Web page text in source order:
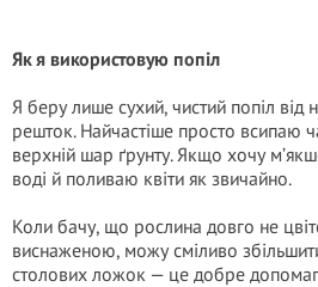
Як я використовую попіл
Я беру лише сухий, чистий попіл від
решток. Найчастіше просто всипаю
верхній шар ґрунту. Якщо хочу
воді й поливаю квіти як звичайно.
Коли бачу, що рослина довго не
виснаженою, можу сміливо
столових ложок — це добре